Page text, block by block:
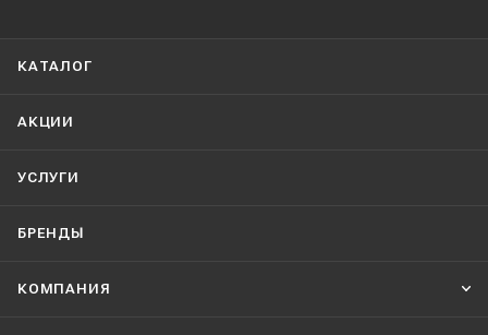
КАТАЛОГ
АКЦИИ
УСЛУГИ
БРЕНДЫ
КОМПАНИЯ